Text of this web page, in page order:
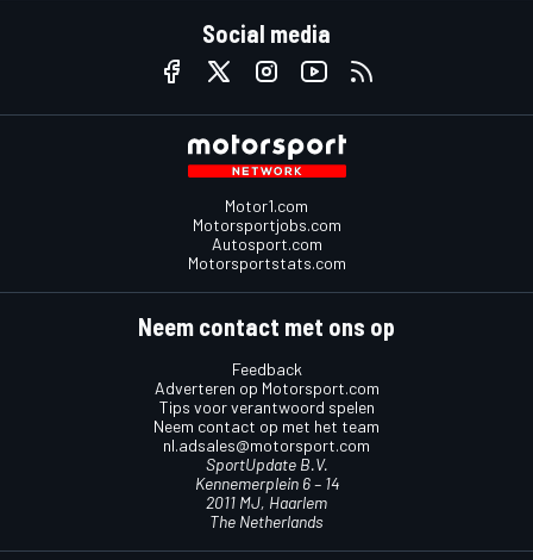
Social media
Motor1.com
Motorsportjobs.com
Autosport.com
Motorsportstats.com
Neem contact met ons op
Feedback
Adverteren op Motorsport.com
Tips voor verantwoord spelen
Neem contact op met het team
nl.adsales@motorsport.com
SportUpdate B.V.
Kennemerplein 6 – 14
2011 MJ, Haarlem
The Netherlands